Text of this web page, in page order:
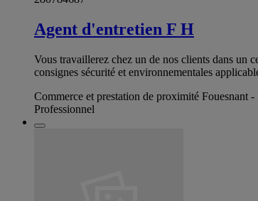
Agent d'entretien F H
Vous travaillerez chez un de nos clients dans un
consignes sécurité et environnementales
Commerce et prestation de proximité Fouesnant -
Professionnel